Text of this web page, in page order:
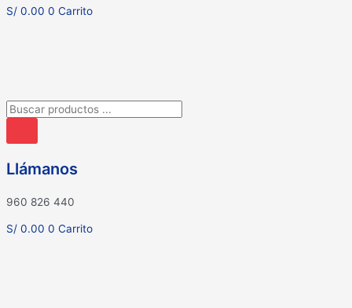
S/ 0.00 0 Carrito
Búsqueda
productos
Llámanos
960 826 440
S/ 0.00 0 Carrito